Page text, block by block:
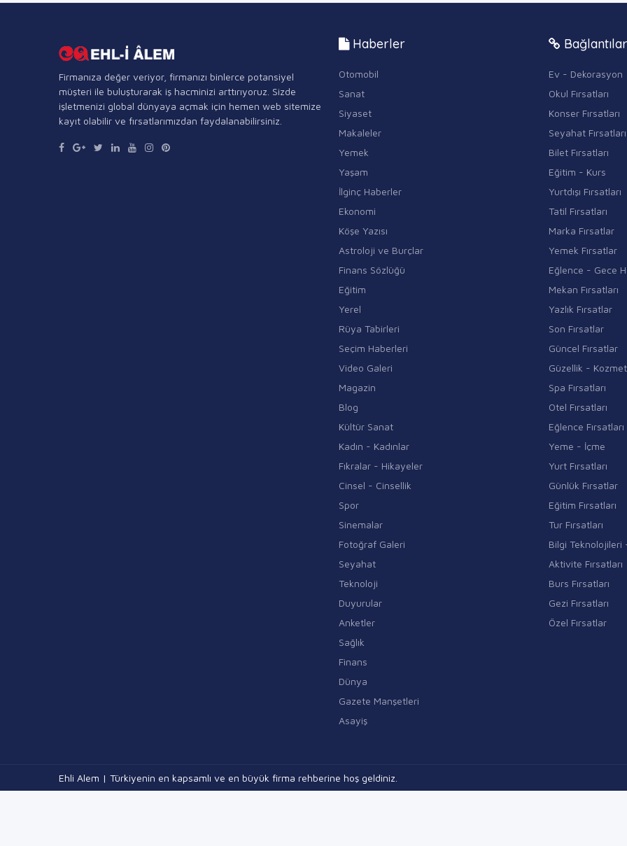
Firmanıza değer veriyor, firmanızı binlerce potansiyel
müşteri ile buluşturarak iş hacminizi arttırıyoruz. Sizde
işletmenizi global dünyaya açmak için hemen web sitemize
kayıt olabilir ve fırsatlarımızdan faydalanabilirsiniz.
Haberler
Otomobil
Sanat
Siyaset
Makaleler
Yemek
Yaşam
İlginç Haberler
Ekonomi
Köşe Yazısı
Astroloji ve Burçlar
Finans Sözlüğü
Eğitim
Yerel
Rüya Tabirleri
Seçim Haberleri
Video Galeri
Magazin
Blog
Kültür Sanat
Kadın - Kadınlar
Fıkralar - Hikayeler
Cinsel - Cinsellik
Spor
Sinemalar
Fotoğraf Galeri
Seyahat
Teknoloji
Duyurular
Anketler
Sağlık
Finans
Dünya
Gazete Manşetleri
Asayiş
Bağlantılar
Ev - Dekorasyon
Okul Fırsatları
Konser Fırsatları
Seyahat Fırsatları
Bilet Fırsatları
Eğitim - Kurs
Yurtdışı Fırsatları
Tatil Fırsatları
Marka Fırsatlar
Yemek Fırsatlar
Eğlence - Gece
Mekan Fırsatları
Yazlık Fırsatlar
Son Fırsatlar
Güncel Fırsatlar
Güzellik -
Spa Fırsatları
Otel Fırsatları
Eğlence Fırsatları
Yeme - İçme
Yurt Fırsatları
Günlük Fırsatlar
Eğitim Fırsatları
Tur Fırsatları
Bilgi Teknolojileri
Aktivite Fırsatları
Burs Fırsatları
Gezi Fırsatları
Özel Fırsatlar
Ehli Alem | Türkiyenin en kapsamlı ve en büyük firma rehberine hoş geldiniz.